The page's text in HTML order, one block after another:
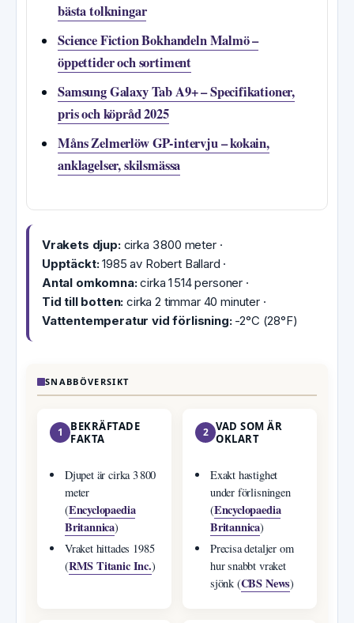
bästa tolkningar
Science Fiction Bokhandeln Malmö –
öppettider och sortiment
Samsung Galaxy Tab A9+ – Specifikationer,
pris och köpråd 2025
Måns Zelmerlöw GP-intervju – kokain,
anklagelser, skilsmässa
Vrakets djup:cirka 3 800 meter ·
Upptäckt:1985 av Robert Ballard ·
Antal omkomna:cirka 1 514 personer ·
Tid till botten: cirka 2 timmar 40 minuter ·
Vattentemperatur vid förlisning:-2°C (28°F)
SNABBÖVERSIKT
1
BEKRÄFTADE
FAKTA
Djupet är cirka 3 800
meter
(Encyclopaedia
Britannica)
Vraket hittades 1985
(RMS Titanic Inc.)
2 VAD SOM ÄR
OKLART
Exakt hastighet
under förlisningen
(Encyclopaedia
Britannica)
Precisa detaljer om
hur snabbt vraket
sjönk (CBS News)